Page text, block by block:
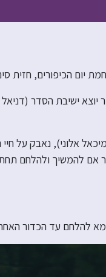
יום הכיפורים, חזית
בפיקודו של סגן צעיר יוצא
אלוני), נאבק על חיי
אם להמשיך ולהלחם
להלחם עד הכדור